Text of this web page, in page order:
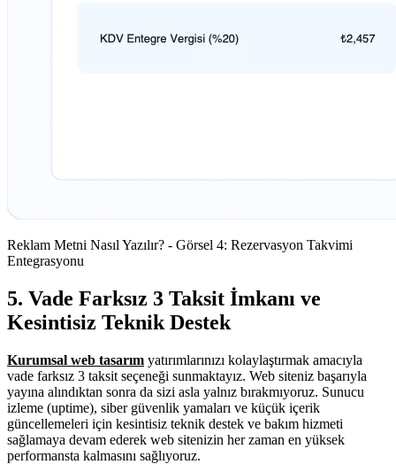
Reklam Metni Nasıl Yazılır? - Görsel 4: Rezervasyon Takvimi
Entegrasyonu
5. Vade Farksız 3 Taksit İmkanı ve
Kesintisiz Teknik Destek
Kurumsal web tasarım yatırımlarınızı kolaylaştırmak amacıyla
vade farksız 3 taksit seçeneği sunmaktayız. Web siteniz başarıyla
yayına alındıktan sonra da sizi asla yalnız bırakmıyoruz. Sunucu
izleme (uptime), siber güvenlik yamaları ve küçük içerik
güncellemeleri için kesintisiz teknik destek ve bakım hizmeti
sağlamaya devam ederek web sitenizin her zaman en yüksek
performansta kalmasını sağlıyoruz.